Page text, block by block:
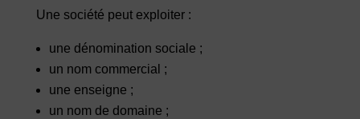
Une société peut exploiter :
une dénomination sociale ;
un nom commercial ;
une enseigne ;
un nom de domaine ;